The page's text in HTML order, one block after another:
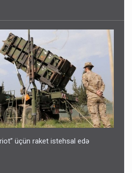
üçün raket istehsal edə